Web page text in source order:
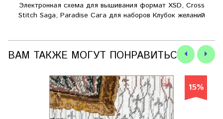
Электронная схема для вышивания формат XSD, Cross
Stitch Saga, Paradise Сага для наборов Клубок желаний
ВАМ ТАКЖЕ МОГУТ ПОНРАВИТЬСЯ
15%